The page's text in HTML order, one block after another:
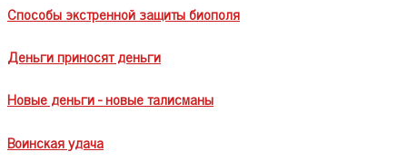
Способы экстренной защиты биополя
Деньги приносят деньги
Новые деньги - новые талисманы
Воинская удача